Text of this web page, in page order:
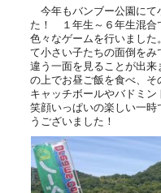
今年もバンブー公園にて
た！ １年生～６年生混合
色々なゲームを行いまし
て小さい子たちの面倒を
違う一面を見ることが出
の上でお昼ご飯を食べ、そ
キャッチボールやバドミ
笑顔いっぱいの楽しい一時
うございました！